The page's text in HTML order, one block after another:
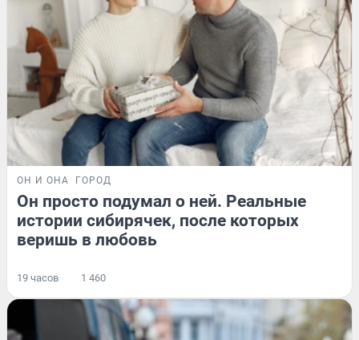
ОН И ОНА ГОРОД
Он просто подумал о ней. Реальные
истории сибирячек, после которых
веришь в любовь
19 часов 1 460